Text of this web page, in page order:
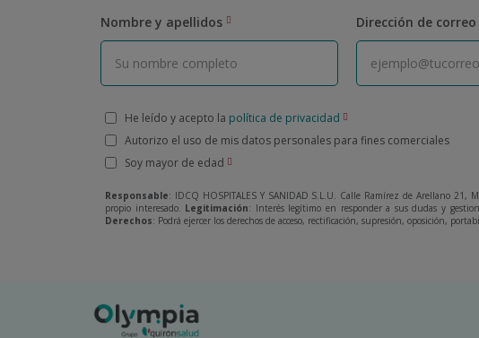
Nombre y apellidos Dirección de
He leído y acepto la política de privacidad
Autorizo el uso de mis datos personales para fines comerciales
Soy mayor de edad
Responsable: IDCQ HOSPITALES Y SANIDAD S.L.U. Calle Ramírez de Arellano 21,
propio interesado. Legitimación: Interés legítimo en responder a sus dudas y
Derechos: Podrá ejercer los derechos de acceso, rectificación, supresión, oposición,